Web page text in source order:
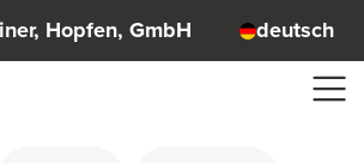
Hopfen, GmbH deutsch